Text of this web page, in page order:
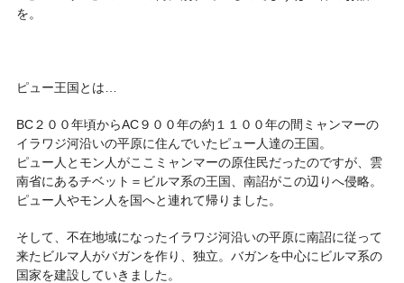
を。
ピュー王国とは…
BC２００年頃からAC９００年の約１１００年の間ミャンマーの
イラワジ河沿いの平原に住んでいたピュー人達の王国。
ピュー人とモン人がここミャンマーの原住民だったのですが、雲
南省にあるチベット＝ビルマ系の王国、南詔がこの辺りへ侵略。
ピュー人やモン人を国へと連れて帰りました。
そして、不在地域になったイラワジ河沿いの平原に南詔に従って
来たビルマ人がバガンを作り、独立。バガンを中心にビルマ系の
国家を建設していきました。